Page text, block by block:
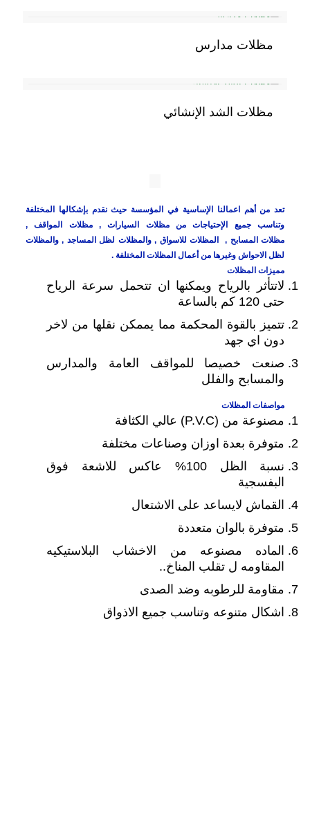
مظلات مدارس
مظلات الشد الإنشائي
تعد من أهم اعمالنا الإساسية في المؤسسة حيث نقدم بإشكالها المختلفة
وتناسب جميع الإحتياجات من مظلات السيارات , مظلات المواقف ,
مظلات المسابح , المظلات للاسواق , والمظلات لظل المساجد , والمظلات
لظل الاحواش وغيرها من أعمال المظلات المختلفة .
مميزات المظلات
لاتتأثر بالرياح ويمكنها ان تتحمل سرعة الرياح
حتى 120 كم بالساعة
تتميز بالقوة المحكمة مما يممكن نقلها من لاخر
دون اي جهد
صنعت خصيصا للمواقف العامة والمدارس
والمسابح والفلل
مواصفات المظلات
مصنوعة من (P.V.C) عالي الكثافة
متوفرة بعدة اوزان وصناعات مختلفة
نسبة الظل 100% عاكس للاشعة فوق
البفسجية
القماش لايساعد على الاشتعال
متوفرة بالوان متعددة
الماده مصنوعه من الاخشاب البلاستيكيه
المقاومه ل تقلب المناخ..
مقاومة للرطوبه وضد الصدى
اشكال متنوعه وتناسب جميع الاذواق